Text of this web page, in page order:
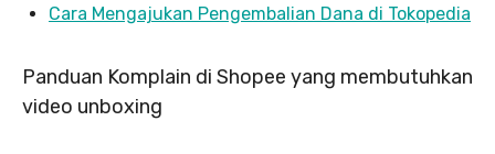
Cara Mengajukan Pengembalian Dana di Tokopedia
Panduan Komplain di Shopee yang membutuhkan
video unboxing